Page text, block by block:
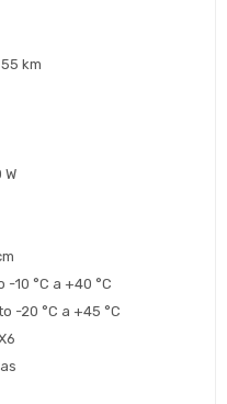
km
°C a +40 °C
-20 °C a +45 °C
y Pagá
tu
en las cuotas
como metodo
lamentamos
duda
mal!
mas tarde.